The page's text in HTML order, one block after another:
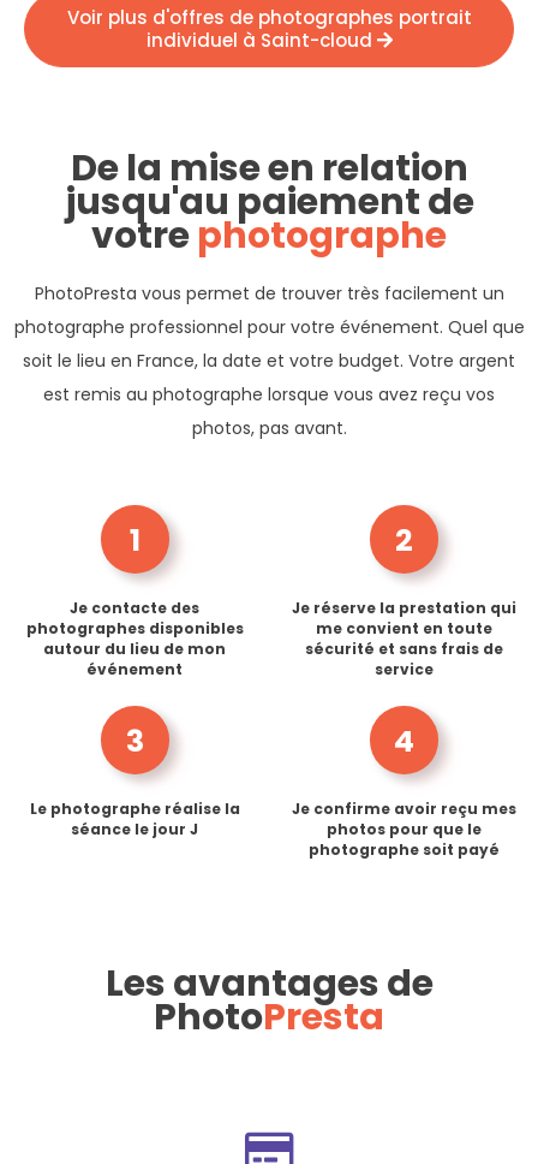
Voir plus d'offres de photographes portrait
individuel à Saint-cloud
De la mise en relation
jusqu'au paiement de
votrephotographe
PhotoPresta vous permet de trouver très facilement un
photographe professionnel pour votre événement. Quel que
soit le lieu en France, la date et votre budget. Votre argent
est remis au photographe lorsque vous avez reçu vos
photos, pas avant.
1
Je contacte des
photographes disponibles
autour du lieu de mon
événement
2
Je réserve la prestation qui
me convient en toute
sécurité et sans frais de
service
3
Le photographe réalise la
séance le jour J
4
Je confirme avoir reçu mes
photos pour que le
photographe soit payé
Les avantages de
PhotoPresta